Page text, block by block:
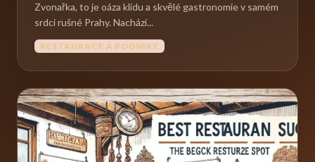
Zvonařka, to je oáza klidu a skvělé gastronomie v samém
srdci rušné Prahy. Nachází...
RESTAURACE A PODNIKY